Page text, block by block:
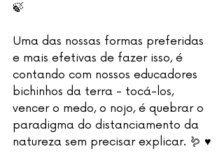
🍃
Uma das nossas formas preferidas
e mais efetivas de fazer isso, é
contando com nossos educadores
bichinhos da terra - tocá-los,
vencer o medo, o nojo, é quebrar o
paradigma do distanciamento da
natureza sem precisar explicar. 🪱 ♥️